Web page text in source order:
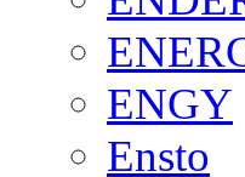
ENGY
Ensto